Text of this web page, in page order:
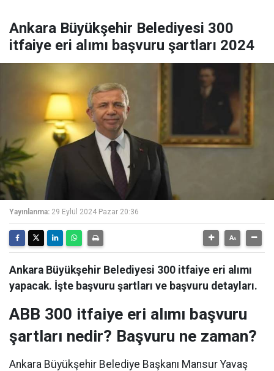
Ankara Büyükşehir Belediyesi 300
itfaiye eri alımı başvuru şartları 2024
Yayınlanma: 29 Eylül 2024 Pazar 20:36
Ankara Büyükşehir Belediyesi 300 itfaiye eri alımı
yapacak. İşte başvuru şartları ve başvuru detayları.
ABB 300 itfaiye eri alımı başvuru
şartları nedir? Başvuru ne zaman?
Ankara Büyükşehir Belediye Başkanı Mansur Yavaş